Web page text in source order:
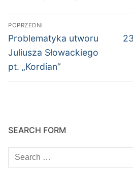
Nawigacja
wpisu
POPRZEDNI
Poprzedni
wpis:
Problematyka utworu
Juliusza Słowackiego
pt. „Kordian”
SEARCH FORM
Szukaj: